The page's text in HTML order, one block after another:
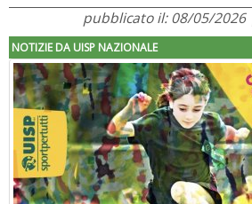
pubblicato il: 08/05/
NOTIZIE DA UISP NAZIONALE